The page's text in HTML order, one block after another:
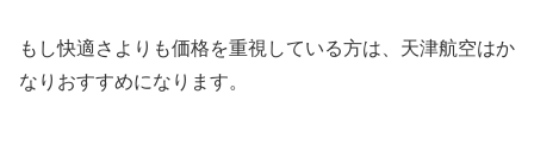
もし快適さよりも価格を重視している方は、天津航空はか
なりおすすめになります。